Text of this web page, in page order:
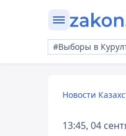
#Выборы в
Новости
13:45, 04